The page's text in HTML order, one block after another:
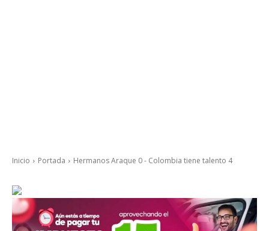
Inicio Portada Hermanos Araque 0 - Colombia tiene talento 4